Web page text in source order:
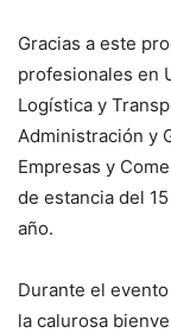
Gracias a este
profesionales en
Logística y
Administración y
Empresas y
de estancia del
año.
Durante el
la calurosa